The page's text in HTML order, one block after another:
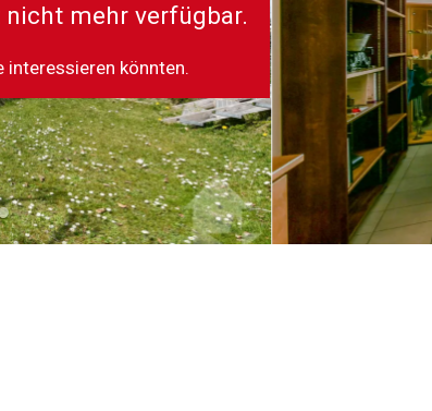
mehr verfügbar.
interessieren könnten.